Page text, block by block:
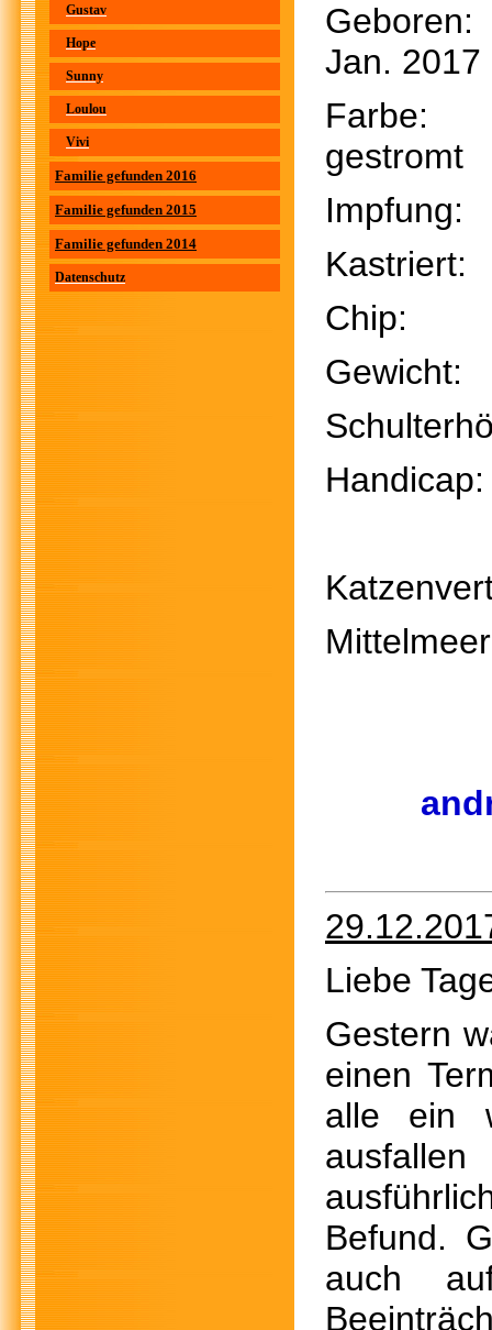
Gustav
Hope
Sunny
Loulou
Vivi
Familie gefunden 2016
Familie gefunden 2015
Familie gefunden 2014
Datenschutz
Jan. 2017
gestromt
Liebe
Gestern
einen
alle ein
Befund.
auch